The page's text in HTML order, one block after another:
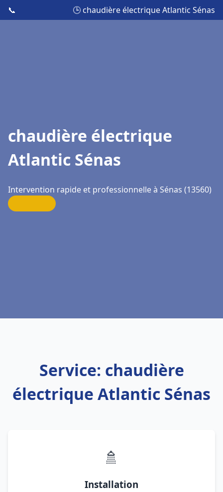
📞 🕒 chaudière électrique Atlantic Sénas
chaudière électrique
Atlantic Sénas
Intervention rapide et professionnelle à Sénas (13560)
Service: chaudière
électrique Atlantic Sénas
🚿
Installation